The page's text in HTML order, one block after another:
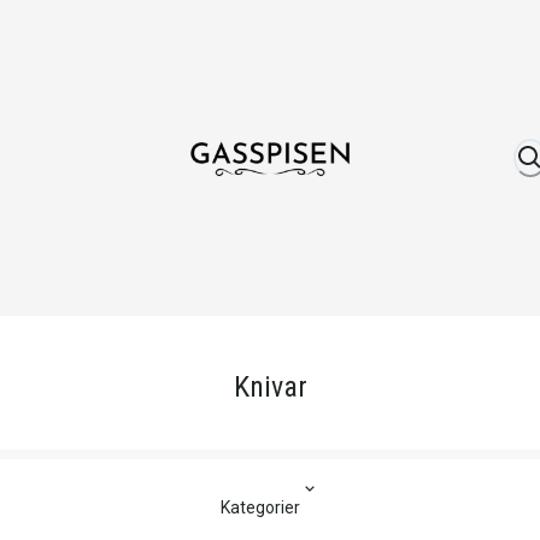
Knivar
Kategorier